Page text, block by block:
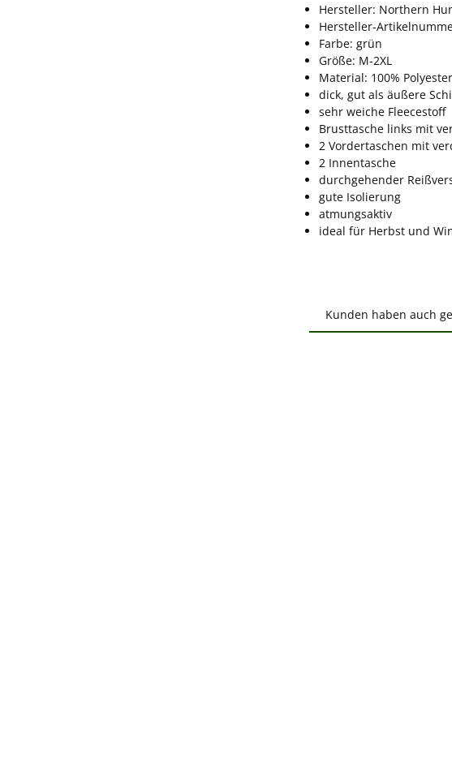
Hersteller: Northern
Hersteller-
Farbe: grün
Größe: M-2XL
Material: 100%
dick, gut als äußere
sehr weiche Fleecestoff
Brusttasche links mit
2 Vordertaschen mit
2 Innentasche
durchgehender
gute Isolierung
atmungsaktiv
ideal für Herbst und
Kunden haben auch